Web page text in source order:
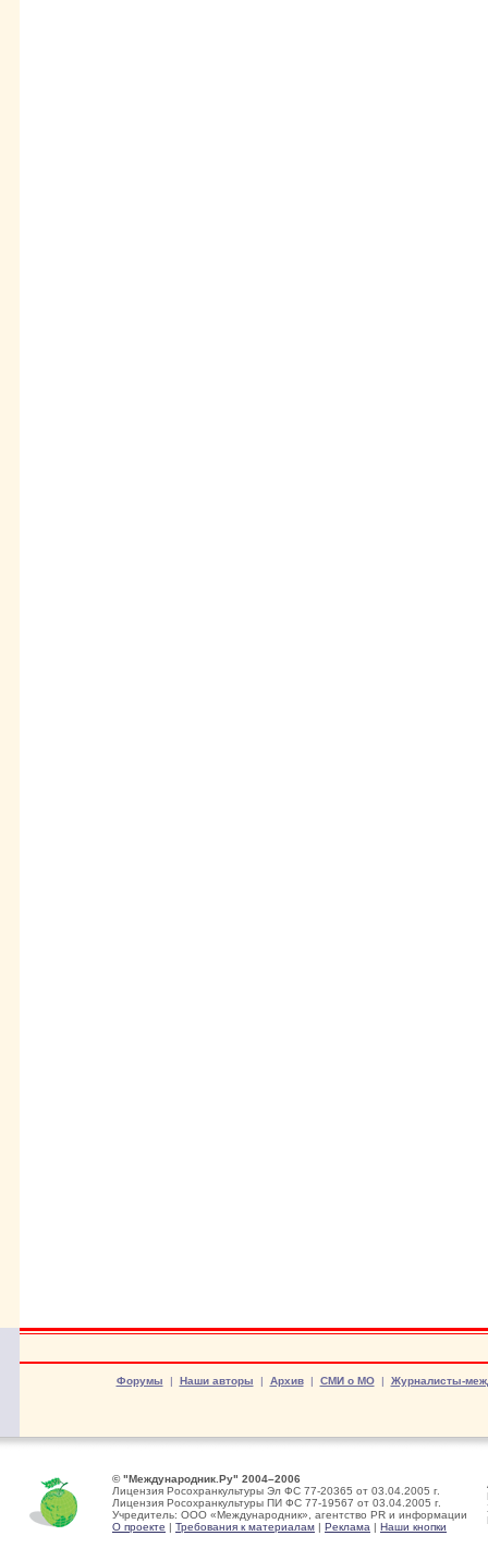
Форумы | Наши авторы | Архив| СМИ о МО| Журналисты-
© "Международник.Ру" 2004–2006
Лицензия Росохранкультуры Эл ФС 77-20365 от 03.04.2005 г.
Лицензия Росохранкультуры ПИ ФС 77-19567 от 03.04.2005 г.
Учредитель: ООО «Международник», агентство PR и информации
О проекте | Требования к материалам | Реклама | Наши кнопки